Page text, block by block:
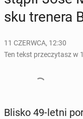
sku trenera
11 CZERWCA, 12:30
Ten tekst przeczytasz w
Blisko 49-letni